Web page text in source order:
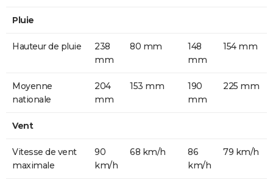
Pluie
Hauteur de pluie
238
mm
80 mm
148
mm
154 mm
Moyenne
nationale
204
mm
153 mm
190
mm
225 mm
Vent
Vitesse de vent
maximale
90
km/h
68 km/h
86
km/h
79 km/h